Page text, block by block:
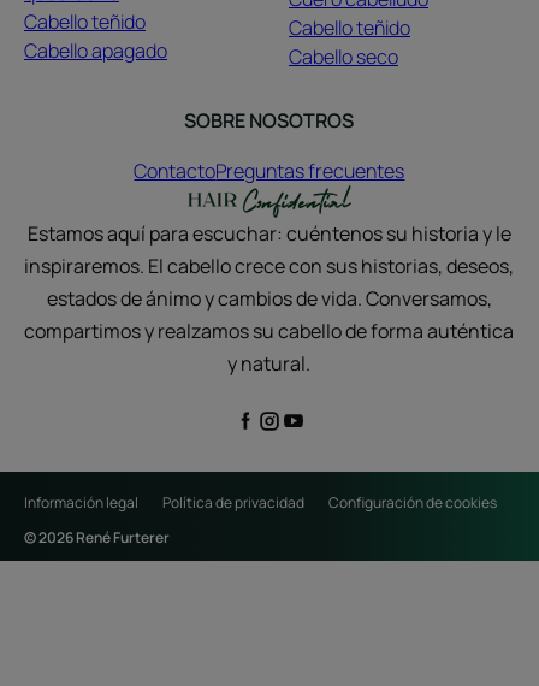
Cabello teñido
Cabello apagado
Cabello teñido
Cabello seco
SOBRE NOSOTROS
ContactoPreguntas frecuentes
Estamos aquí para escuchar: cuéntenos su historia y le
inspiraremos. El cabello crece con sus historias, deseos,
estados de ánimo y cambios de vida. Conversamos,
compartimos y realzamos su cabello de forma auténtica
y natural.
Información legal Política de privacidad
Configuración de cookies
© 2026 René Furterer